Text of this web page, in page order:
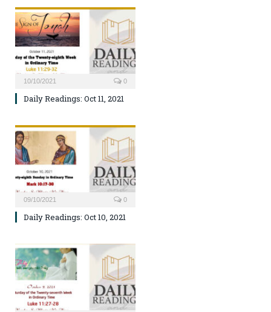
10/10/2021 0
Daily Readings: Oct 11, 2021
09/10/2021 0
Daily Readings: Oct 10, 2021